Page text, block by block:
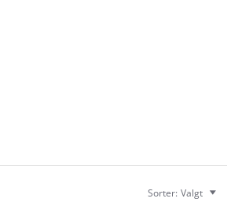
Sorter: Valgt